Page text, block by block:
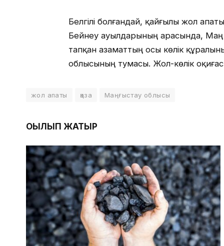
Белгілі болғандай, қайғылы жол
Бейнеу ауылдарының арасында, Маң
тапқан азаматтың осы көлік
облысының тумасы. Жол-көлік
жол апаты қаза Маңғыстау облысы
ОҚЫЛЫП ЖАТЫР